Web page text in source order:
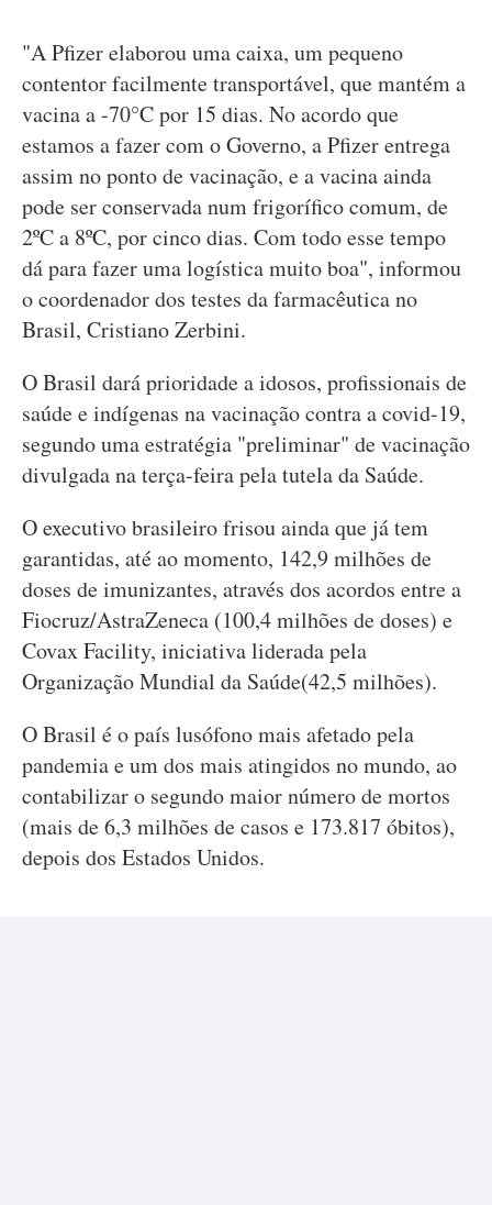
"A Pfizer elaborou uma caixa, um pequeno
contentor facilmente transportável, que mantém a
vacina a -70°C por 15 dias. No acordo que
estamos a fazer com o Governo, a Pfizer entrega
assim no ponto de vacinação, e a vacina ainda
pode ser conservada num frigorífico comum, de
2ºC a 8ºC, por cinco dias. Com todo esse tempo
dá para fazer uma logística muito boa", informou
o coordenador dos testes da farmacêutica no
Brasil, Cristiano Zerbini.
O Brasil dará prioridade a idosos, profissionais de
saúde e indígenas na vacinação contra a covid-19,
segundo uma estratégia "preliminar" de vacinação
divulgada na terça-feira pela tutela da Saúde.
O executivo brasileiro frisou ainda que já tem
garantidas, até ao momento, 142,9 milhões de
doses de imunizantes, através dos acordos entre a
Fiocruz/AstraZeneca (100,4 milhões de doses) e
Covax Facility, iniciativa liderada pela
Organização Mundial da Saúde(42,5 milhões).
O Brasil é o país lusófono mais afetado pela
pandemia e um dos mais atingidos no mundo, ao
contabilizar o segundo maior número de mortos
(mais de 6,3 milhões de casos e 173.817 óbitos),
depois dos Estados Unidos.